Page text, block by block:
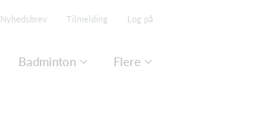
Nyhedsbrev Tilmelding Log på
Badminton Flere